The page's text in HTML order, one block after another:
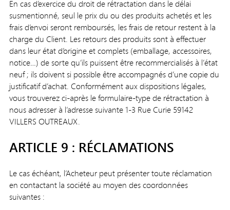
En cas d’exercice du droit de rétractation dans le délai
susmentionné, seul le prix du ou des produits achetés et les
frais d’envoi seront remboursés, les frais de retour restent à la
charge du Client. Les retours des produits sont à effectuer
dans leur état d’origine et complets (emballage, accessoires,
notice…) de sorte qu’ils puissent être recommercialisés à l’état
neuf ; ils doivent si possible être accompagnés d’une copie du
justificatif d’achat. Conformément aux dispositions légales,
vous trouverez ci-après le formulaire-type de rétractation à
nous adresser à l’adresse suivante 1-3 Rue Curie 59142
VILLERS OUTREAUX.
ARTICLE 9 : RÉCLAMATIONS
Le cas échéant, l’Acheteur peut présenter toute réclamation
en contactant la société au moyen des coordonnées
suivantes :